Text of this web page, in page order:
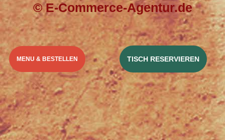
© E-Commerce-Agentur.de
MENU & BESTELLEN TISCH RESERVIEREN